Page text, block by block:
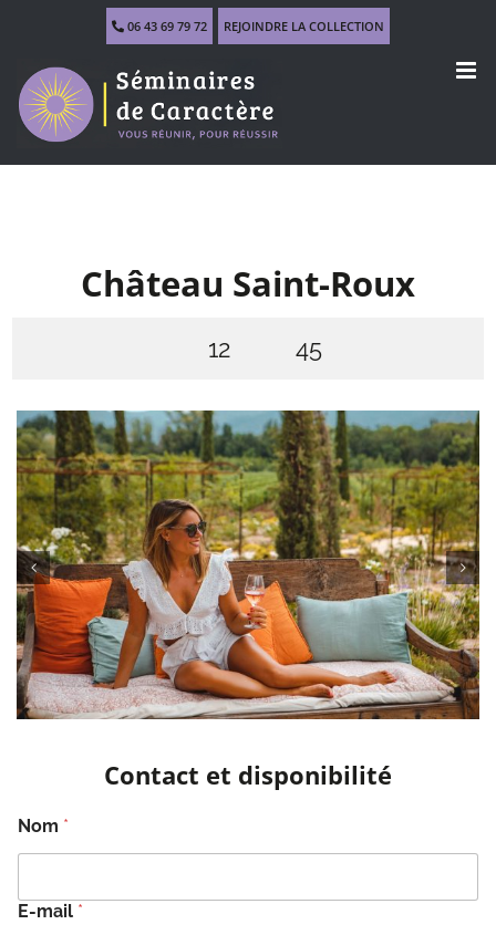
06 43 69 79 72 REJOINDRE LA COLLECTION
Château Saint-Roux
12 45
Contact et disponibilité
Nom *
E-mail *